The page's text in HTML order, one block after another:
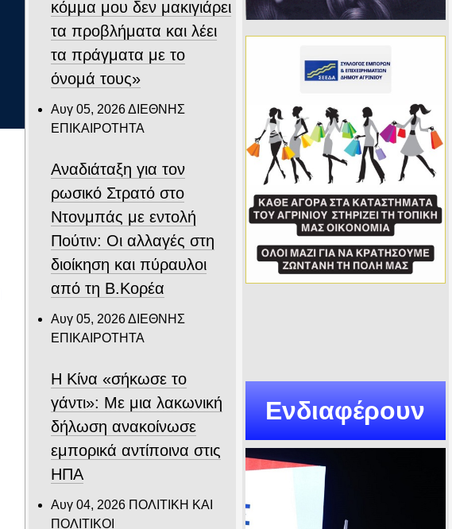
κόμμα μου δεν μακιγιάρει
τα προβλήματα και λέει
τα πράγματα με το
όνομά τους»
Αυγ 05, 2026ΔΙΕΘΝΗΣ
ΕΠΙΚΑΙΡΟΤΗΤΑ
Αναδιάταξη για τον
ρωσικό Στρατό στο
Ντονμπάς με εντολή
Πούτιν: Οι αλλαγές στη
διοίκηση και πύραυλοι
από τη Β.Κορέα
Αυγ 05, 2026ΔΙΕΘΝΗΣ
ΕΠΙΚΑΙΡΟΤΗΤΑ
Η Κίνα «σήκωσε το
γάντι»: Με μια λακωνική
δήλωση ανακοίνωσε
εμπορικά αντίποινα στις
ΗΠΑ
Αυγ 04, 2026 ΠΟΛΙΤΙΚΗ ΚΑΙ
ΠΟΛΙΤΙΚΟΙ
Ενδιαφέρουν